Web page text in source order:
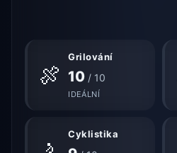
🍖
Grilování
10 / 10
IDEÁLNÍ
Cyklistika